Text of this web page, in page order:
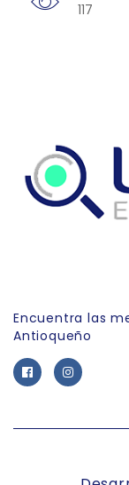
117
Encuentra las
Antioqueño